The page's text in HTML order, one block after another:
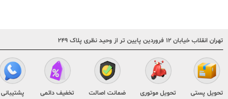
تهران انقلاب خیابان ۱۲ فروردین پایین تر از وحید نظری پلاک ۲۴۹
تحویل پستی تحویل موتوری ضمانت اصالت تخفیف دائمی پشتیبانی